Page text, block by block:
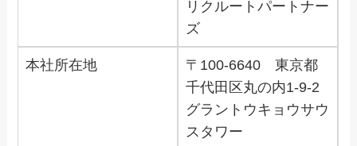
リクルートパートナー
ズ
本社所在地
〒100-6640 東京都
千代田区丸の内1-9-2
グラントウキョウサウ
スタワー